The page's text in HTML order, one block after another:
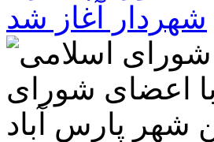
شهردار آغاز شد